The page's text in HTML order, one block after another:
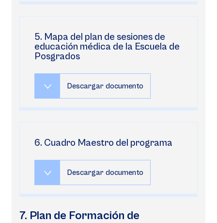
5. Mapa del plan de sesiones de
educación médica de la Escuela de
Posgrados
Descargar documento
6. Cuadro Maestro del programa
Descargar documento
7. Plan de Formación de